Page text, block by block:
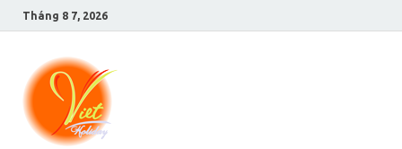
Tháng 8 7, 2026